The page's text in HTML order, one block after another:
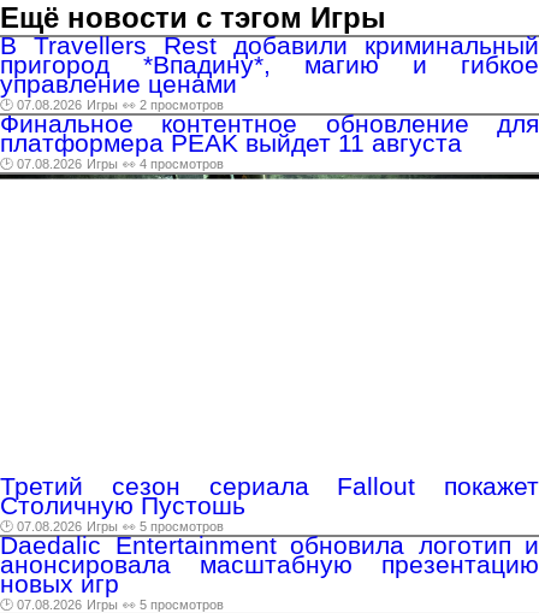
Ещё новости с тэгом Игры
В Travellers Rest добавили криминальный
пригород *Впадину*, магию и гибкое
управление ценами
🕑 07.08.2026 Игры 👀 2 просмотров
Финальное контентное обновление для
платформера PEAK выйдет 11 августа
🕑 07.08.2026 Игры 👀 4 просмотров
Третий сезон сериала Fallout покажет
Столичную Пустошь
🕑 07.08.2026 Игры 👀 5 просмотров
Daedalic Entertainment обновила логотип и
анонсировала масштабную презентацию
новых игр
🕑 07.08.2026 Игры 👀 5 просмотров